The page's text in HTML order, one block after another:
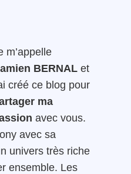
m’appelle
BERNAL et
créé ce blog pour
ma
avec vous.
avec sa
univers très riche
ensemble. Les